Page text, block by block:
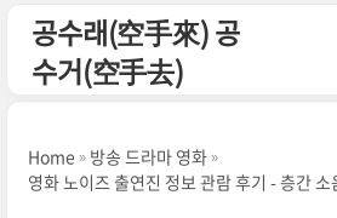
공수래(空手來) 공
수거(空手去)
Home
방송 드라마 영화
영화 노이즈 출연진 정보 관람 후기 - 층간 소